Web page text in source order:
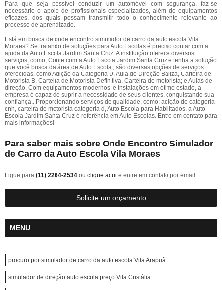
Para que seja possível conduzir um automóvel com segurança, faz-se
necessário o apoio de profissionais especializados, além de equipamentos
eficazes, dos quais possam transmitir todo o conhecimento relevante ao
processo de aprendizado.
Está em busca de onde encontro simulador de carro da auto escola Vila
Moraes? Se tratando de soluções para Auto Escolas é preciso contar com a
ajuda da Auto Escola Jardim Santa Cruz. A instituição oferece diversos
serviços, como, Conte com a Auto Escola Jardim Santa Cruz e tenha a solução
que você busca da área de Auto Escola , são diversas opções de serviços
oferecidas, como Adição da Categoria D, Aula de Direção Baliza, Carteira de
Motorista B, Carteira de Motorista Definitiva, Carteira de motorista; e Aulas de
direção. Com equipamentos modernos, e instalações em ótimo estado, a
empresa é capaz de suprir a necessidade de seus clientes, conquistando sua
confiança.. Proporcionando serviços de qualidade, como: adição de categoria
cnh, carteira de motorista categoria d, Auto Escola para Habilitados, a Auto
Escola Jardim Santa Cruz é referência em Auto Escolas. Entre em contato para
mais informações!
Para saber mais sobre Onde Encontro Simulador
de Carro da Auto Escola Vila Moraes
Ligue para (11) 2264-2534 ou clique aqui e entre em contato por email.
Solicite um orçamento
MENU
procuro por simulador de carro da auto escola Vila Arapuã
simulador de direção auto escola preço Vila Cristália